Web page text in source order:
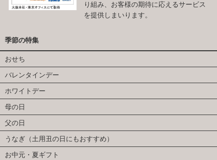
り組み、お客様の期待に応えるサービス
を提供しまいります。
季節の特集
おせち
バレンタインデー
ホワイトデー
母の日
父の日
うなぎ（土用丑の日にもおすすめ）
お中元・夏ギフト